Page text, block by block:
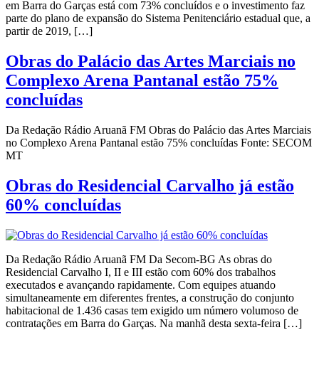
em Barra do Garças está com 73% concluídos e o investimento faz
parte do plano de expansão do Sistema Penitenciário estadual que, a
partir de 2019, […]
Obras do Palácio das Artes Marciais no
Complexo Arena Pantanal estão 75%
concluídas
Da Redação Rádio Aruanã FM Obras do Palácio das Artes Marciais
no Complexo Arena Pantanal estão 75% concluídas Fonte: SECOM
MT
Obras do Residencial Carvalho já estão
60% concluídas
Da Redação Rádio Aruanã FM Da Secom-BG As obras do
Residencial Carvalho I, II e III estão com 60% dos trabalhos
executados e avançando rapidamente. Com equipes atuando
simultaneamente em diferentes frentes, a construção do conjunto
habitacional de 1.436 casas tem exigido um número volumoso de
contratações em Barra do Garças. Na manhã desta sexta-feira […]